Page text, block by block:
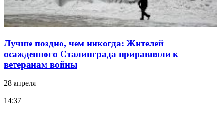
Лучше поздно, чем никогда: Жителей
осажденного Сталинграда приравняли к
ветеранам войны
28 апреля
14:37